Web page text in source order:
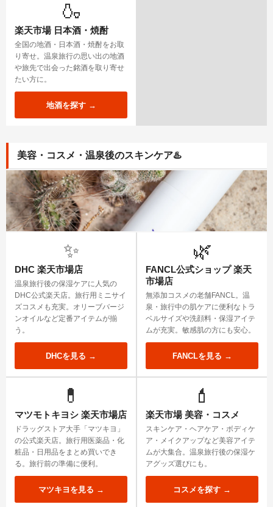
🍶
楽天市場 日本酒・焼酎
全国の地酒・日本酒・焼酎をお取
り寄せ。温泉旅行の思い出の地酒
や旅先で出会った銘酒を取り寄せ
たい方に。
地酒を探す →
美容・コスメ・温泉後のスキンケア♨️
✨
DHC 楽天市場店
温泉旅行後の保湿ケアに人気の
DHC公式楽天店。旅行用ミニサイ
ズコスメも充実。オリーブバージ
ンオイルなど定番アイテムが揃
う。
DHCを見る →
🌿
FANCL公式ショップ 楽天
市場店
無添加コスメの老舗FANCL。温
泉・旅行中の肌ケアに便利なトラ
ベルサイズや洗顔料・保湿アイテ
ムが充実。敏感肌の方にも安心。
FANCLを見る →
💊
マツモトキヨシ 楽天市場店
ドラッグストア大手「マツキヨ」
の公式楽天店。旅行用医薬品・化
粧品・日用品をまとめ買いでき
る。旅行前の準備に便利。
マツキヨを見る →
💄
楽天市場 美容・コスメ
スキンケア・ヘアケア・ボディケ
ア・メイクアップなど美容アイテ
ムが大集合。温泉旅行後の保湿ケ
アグッズ選びにも。
コスメを探す →